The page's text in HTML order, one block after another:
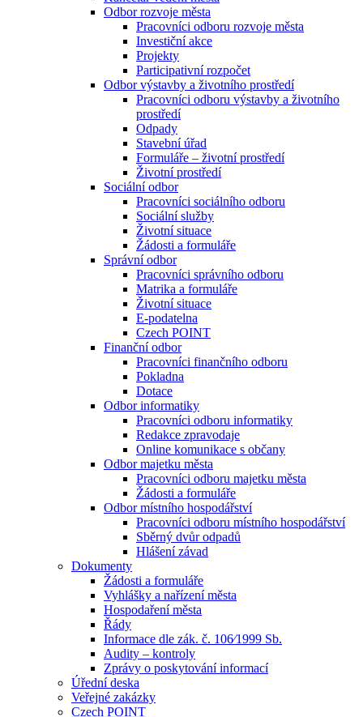
Odbor rozvoje města
Pracovníci odboru rozvoje města
Investiční akce
Projekty
Participativní rozpočet
Odbor výstavby a životního prostředí
Pracovníci odboru výstavby a životního
prostředí
Odpady
Stavební úřad
Formuláře – životní prostředí
Životní prostředí
Sociální odbor
Pracovníci sociálního odboru
Sociální služby
Životní situace
Žádosti a formuláře
Správní odbor
Pracovníci správního odboru
Matrika a formuláře
Životní situace
E-podatelna
Czech POINT
Finanční odbor
Pracovníci finančního odboru
Pokladna
Dotace
Odbor informatiky
Pracovníci odboru informatiky
Redakce zpravodaje
Online komunikace s občany
Odbor majetku města
Pracovníci odboru majetku města
Žádosti a formuláře
Odbor místního hospodářství
Pracovníci odboru místního hospodářství
Sběrný dvůr odpadů
Hlášení závad
Dokumenty
Žádosti a formuláře
Vyhlášky a nařízení města
Hospodaření města
Řády
Informace dle zák. č. 106⁄1999 Sb.
Audity – kontroly
Zprávy o poskytování informací
Úřední deska
Veřejné zakázky
Czech POINT